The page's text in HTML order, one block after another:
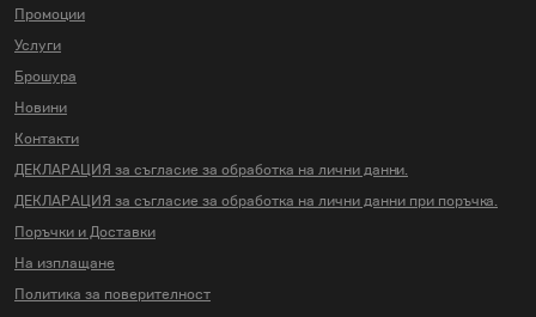
Промоции
Услуги
Брошура
Новини
Контакти
ДЕКЛАРАЦИЯ за съгласие за обработка на лични данни.
ДЕКЛАРАЦИЯ за съгласие за обработка на лични данни при поръчка.
Поръчки и Доставки
На изплащане
Политика за поверителност